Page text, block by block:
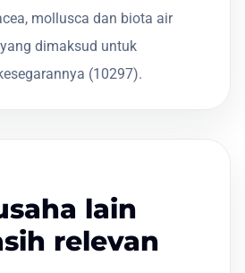
mollusca dan biota air
dimaksud untuk
(10297).
lain
relevan